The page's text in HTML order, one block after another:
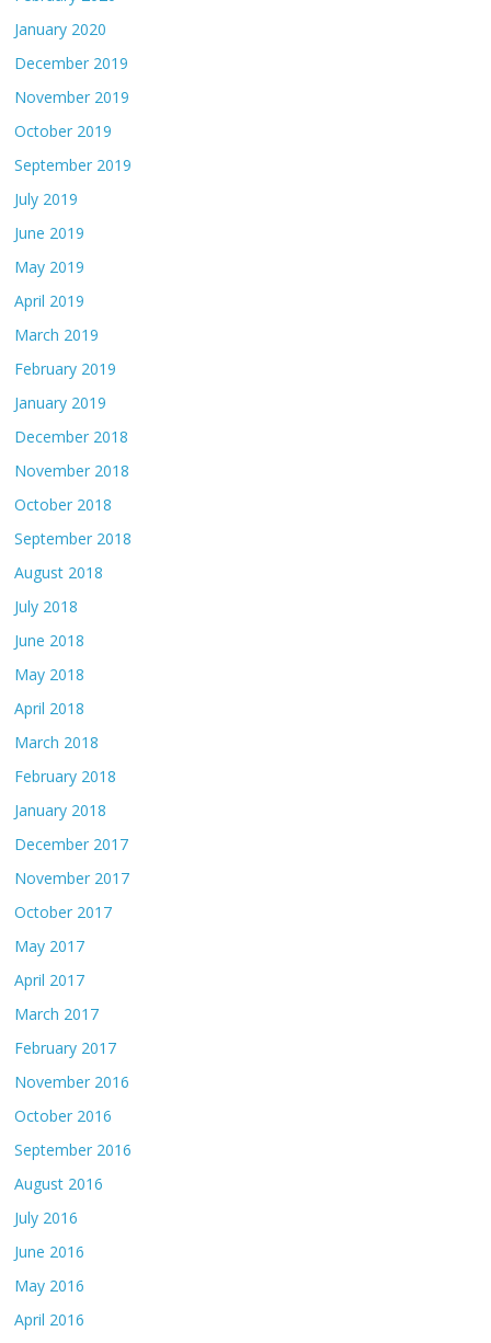
January 2020
December 2019
November 2019
October 2019
September 2019
July 2019
June 2019
May 2019
April 2019
March 2019
February 2019
January 2019
December 2018
November 2018
October 2018
September 2018
August 2018
July 2018
June 2018
May 2018
April 2018
March 2018
February 2018
January 2018
December 2017
November 2017
October 2017
May 2017
April 2017
March 2017
February 2017
November 2016
October 2016
September 2016
August 2016
July 2016
June 2016
May 2016
April 2016